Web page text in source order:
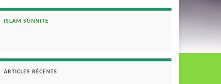
ISLAM SUNNITE
ARTICLES RÉCENTS